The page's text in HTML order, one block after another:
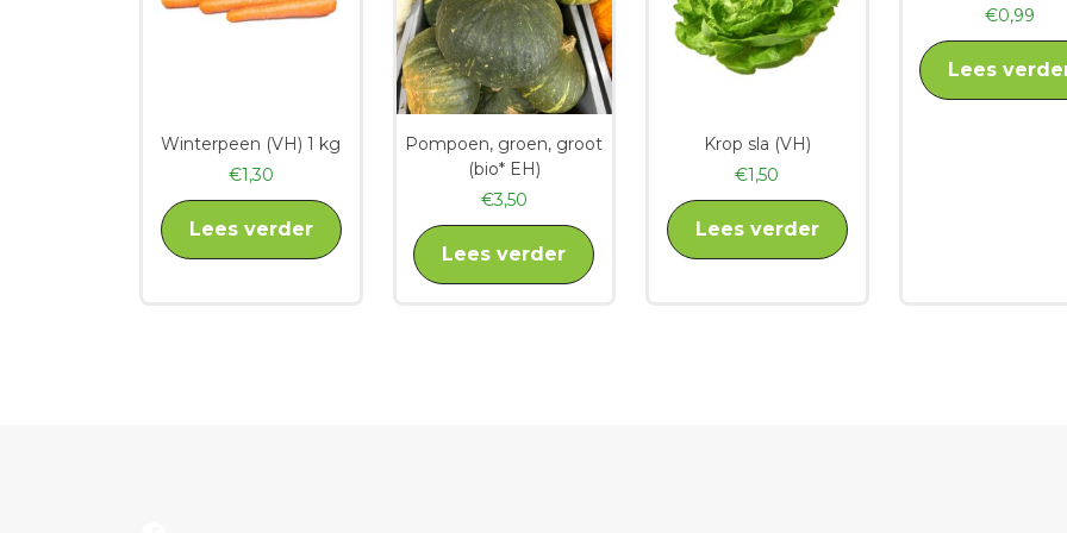
Winterpeen (VH) 1 kg
€1,30
Lees verder
Pompoen, groen, groot
(bio* EH)
€3,50
Lees verder
Krop sla (VH)
€1,50
Lees verder
€0,99
Lees